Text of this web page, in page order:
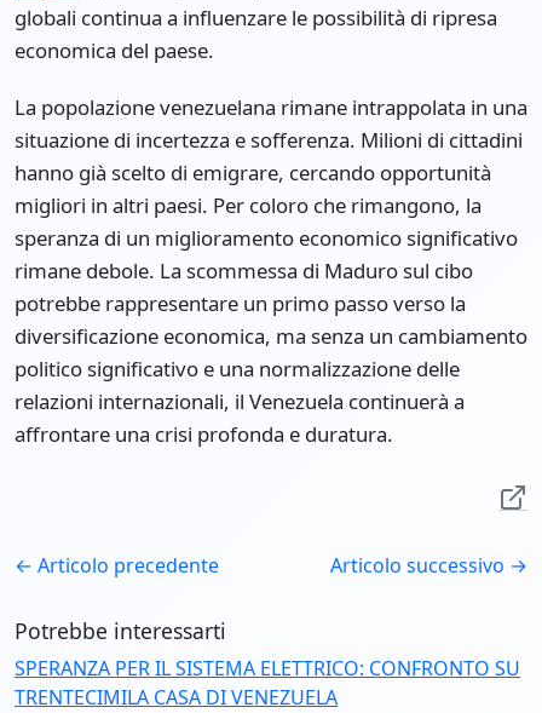
globali continua a influenzare le possibilità di ripresa
economica del paese.
La popolazione venezuelana rimane intrappolata in una
situazione di incertezza e sofferenza. Milioni di cittadini
hanno già scelto di emigrare, cercando opportunità
migliori in altri paesi. Per coloro che rimangono, la
speranza di un miglioramento economico significativo
rimane debole. La scommessa di Maduro sul cibo
potrebbe rappresentare un primo passo verso la
diversificazione economica, ma senza un cambiamento
politico significativo e una normalizzazione delle
relazioni internazionali, il Venezuela continuerà a
affrontare una crisi profonda e duratura.
← Articolo precedente Articolo successivo →
Potrebbe interessarti
SPERANZA PER IL SISTEMA ELETTRICO: CONFRONTO SU
TRENTECIMILA CASA DI VENEZUELA